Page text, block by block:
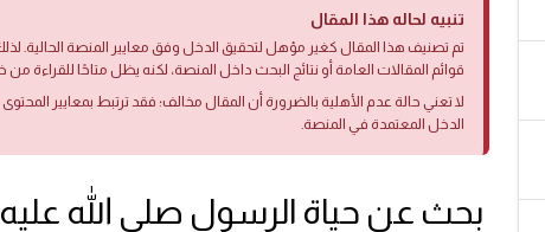
تنبيه لحاله هذا المقال
تم تصنيف هذا المقال كغير مؤهل لتحقيق الدخل وفق معايير المنصة الحالية.
قوائم المقالات العامة أو نتائج البحث داخل المنصة، لكنه يظل متاحًا للقراءة من
لا تعني حالة عدم الأهلية بالضرورة أن المقال مخالف؛ فقد ترتبط بمعايير
الدخل المعتمدة في المنصة.
بحث عن حياة الرسول صلى الله